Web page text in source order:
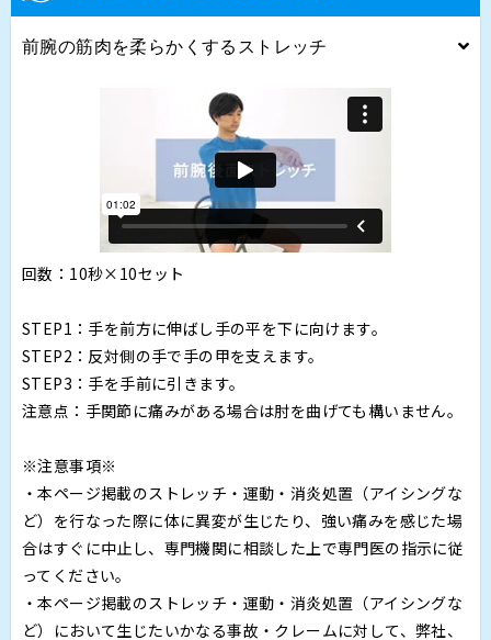
前腕の筋肉を柔らかくするストレッチ
回数：10秒×10セット
STEP1：手を前方に伸ばし手の平を下に向けます。
STEP2：反対側の手で手の甲を支えます。
STEP3：手を手前に引きます。
注意点：手関節に痛みがある場合は肘を曲げても構いません。
※注意事項※
・本ページ掲載のストレッチ・運動・消炎処置（アイシングな
ど）を行なった際に体に異変が生じたり、強い痛みを感じた場
合はすぐに中止し、専門機関に相談した上で専門医の指示に従
ってください。
・本ページ掲載のストレッチ・運動・消炎処置（アイシングな
ど）において生じたいかなる事故・クレームに対して、弊社、